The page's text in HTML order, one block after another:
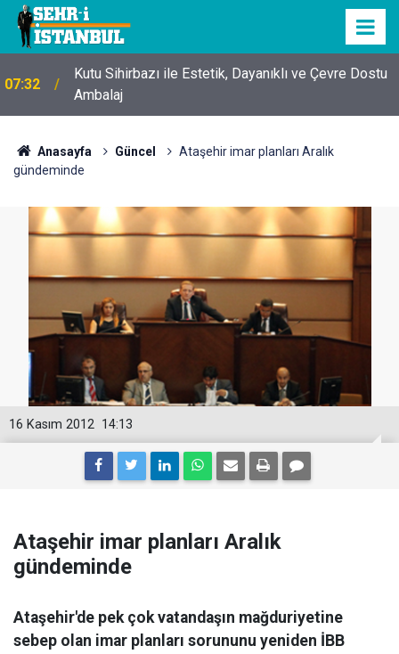
07:32
Kutu Sihirbazı ile Estetik, Dayanıklı ve Çevre Dostu
Ambalaj
Anasayfa Güncel
Ataşehir imar planları Aralık
gündeminde
14:13
16 Kasım 2012
Ataşehir imar planları Aralık
gündeminde
Ataşehir'de pek çok vatandaşın mağduriyetine
sebep olan imar planları sorununu yeniden İBB